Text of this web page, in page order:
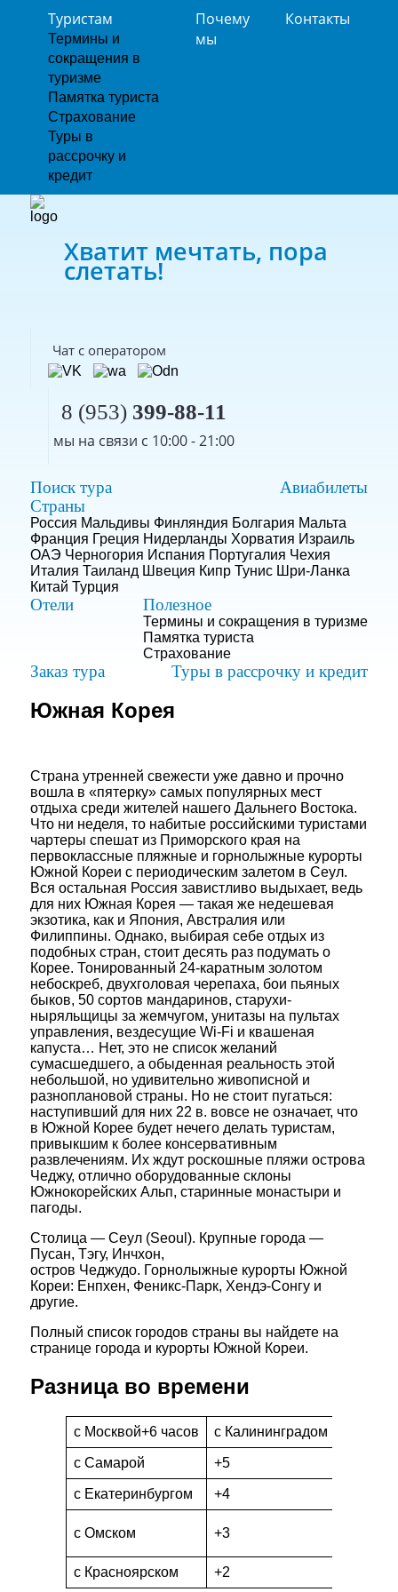
Туристам
Термины и
сокращения в
туризме
Памятка туриста
Страхование
Туры в
рассрочку и
кредит
Почему
мы
Контакты
Хватит мечтать, пора
слетать!
Чат с оператором
8 (953) 399-88-11
мы на связи с 10:00 - 21:00
Поиск тура
Авиабилеты
Страны
Россия Мальдивы Финляндия Болгария Мальта
Франция Греция Нидерланды Хорватия Израиль
ОАЭ Черногория Испания Португалия Чехия
Италия Таиланд Швеция Кипр Тунис Шри-Ланка
Китай Турция
Отели Полезное
Термины и сокращения в туризме
Памятка туриста
Страхование
Заказ тура Туры в рассрочку и кредит
Южная Корея
Страна утренней свежести уже давно и прочно
вошла в «пятерку» самых популярных мест
отдыха среди жителей нашего Дальнего Востока.
Что ни неделя, то набитые российскими туристами
чартеры спешат из Приморского края на
первоклассные пляжные и горнолыжные курорты
Южной Кореи с периодическим залетом в Сеул.
Вся остальная Россия завистливо выдыхает, ведь
для них Южная Корея — такая же недешевая
экзотика, как и Япония, Австралия или
Филиппины. Однако, выбирая себе отдых из
подобных стран, стоит десять раз подумать о
Корее. Тонированный 24-каратным золотом
небоскреб, двухголовая черепаха, бои пьяных
быков, 50 сортов мандаринов, старухи-
ныряльщицы за жемчугом, унитазы на пультах
управления, вездесущие Wi-Fi и квашеная
капуcта… Нет, это не список желаний
сумасшедшего, а обыденная реальность этой
небольшой, но удивительно живописной и
разноплановой страны. Но не стоит пугаться:
наступивший для них 22 в. вовсе не означает, что
в Южной Корее будет нечего делать туристам,
привыкшим к более консервативным
развлечениям. Их ждут роскошные пляжи острова
Чеджу, отлично оборудованные склоны
Южнокорейских Альп, старинные монастыри и
пагоды.
Столица — Сеул (Seoul). Крупные города —
Пусан, Тэгу, Инчхон,
остров Чеджудо. Горнолыжные курорты Южной
Кореи: Енпхен, Феникс-Парк, Хендэ-Сонгу и
другие.
Полный список городов страны вы найдете на
странице города и курорты Южной Кореи.
Разница во времени
c Москвой+6 часов c Калининградом
c Самарой +5
c Екатеринбургом +4
c Омском +3
c Красноярском +2